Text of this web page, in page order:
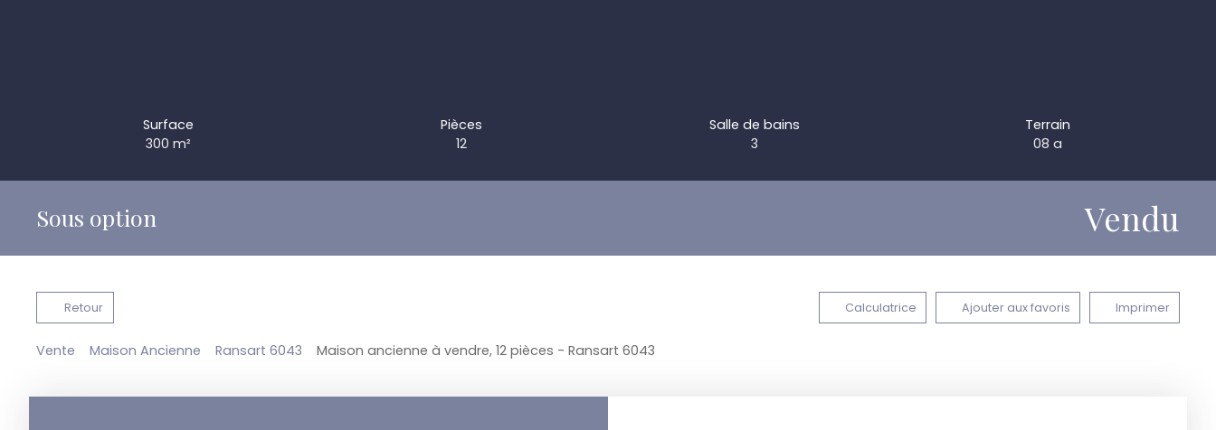
Surface
300m²
Pièces
12
Salle de bains
3
Terrain
08 a
Sous option Vendu
Retour Calculatrice Ajouter aux favoris Imprimer
Vente Maison Ancienne Ransart 6043 Maison ancienne à vendre, 12 pièces - Ransart 6043